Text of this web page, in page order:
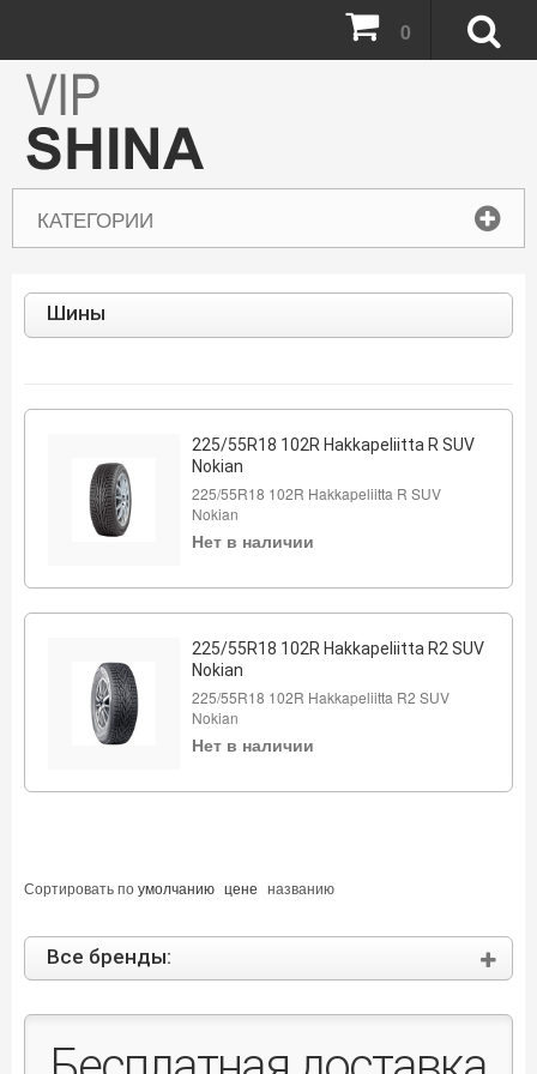
КАТЕГОРИИ
0
Шины
225/55R18 102R Hakkapeliitta R SUV
Nokian
225/55R18 102R Hakkapeliitta R SUV
Nokian
Нет в наличии
225/55R18 102R Hakkapeliitta R2 SUV
Nokian
225/55R18 102R Hakkapeliitta R2 SUV
Nokian
Нет в наличии
Сортировать поумолчанию цене названию
Все бренды: